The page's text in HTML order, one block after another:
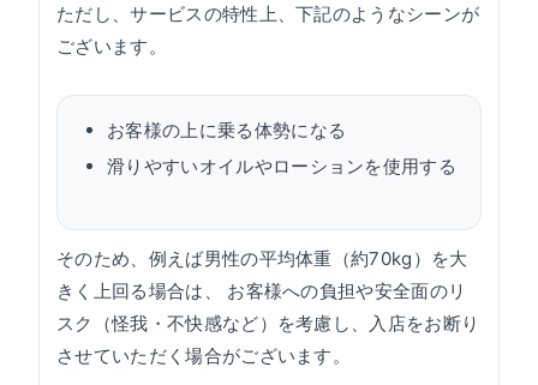
ただし、サービスの特性上、下記のようなシーンが
ございます。
お客様の上に乗る体勢になる
滑りやすいオイルやローションを使用する
そのため、例えば男性の平均体重（約70kg）を大
きく上回る場合は、 お客様への負担や安全面のリ
スク（怪我・不快感など）を考慮し、入店をお断り
させていただく場合がございます。